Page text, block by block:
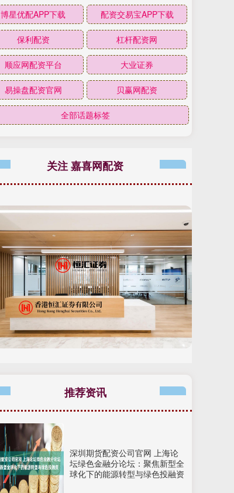
博星优配APP下载 配资交易宝APP下载
保利配资 杠杆配资网
顺应网配资平台 大业证券
易操盘配资官网 贝赢网配资
全部话题标签
关注 嘉喜网配资
推荐资讯
深圳期货配资公司官网 上海论
坛绿色金融分论坛：聚焦新型全
球化下的能源转型与绿色投融资